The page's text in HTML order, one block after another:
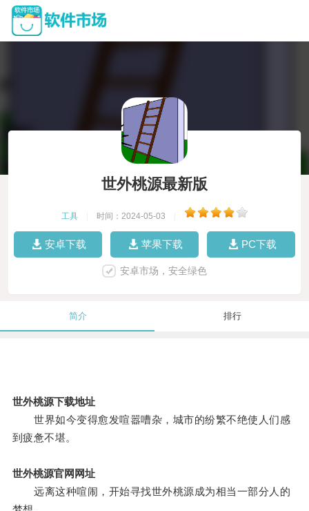
世外桃源最新版
工具 时间：2024-05-03
安卓下载 苹果下载 PC下载
安卓市场，安全绿色
简介 排行
世外桃源下载地址
世界如今变得愈发喧嚣嘈杂，城市的纷繁不绝使人们感
到疲惫不堪。
世外桃源官网网址
远离这种喧闹，开始寻找世外桃源成为相当一部分人的